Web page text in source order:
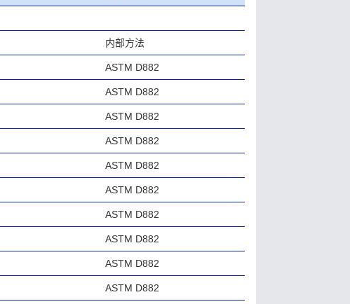
内部方法
ASTM D882
ASTM D882
ASTM D882
ASTM D882
ASTM D882
ASTM D882
ASTM D882
ASTM D882
ASTM D882
ASTM D882